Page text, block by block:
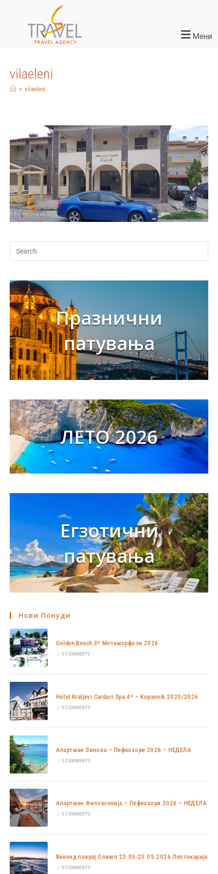
Мени
vilaeleni
> vilaeleni
Празнични
патувања
ЛЕТО 2026
Егзотични
патувања
Нови Понуди
Golden Beach 3* Метаморфози 2026
/ 0 COMMENTS
Hotel Kraljevi Cardaci Spa 4* – Kopaonik 2025/2026
/ 0 COMMENTS
Апартман Зинова – Пефкохори 2026 – НЕДЕЛА
/ 0 COMMENTS
Апартман Филоксенија – Пефкохори 2026 – НЕДЕЛА
/ 0 COMMENTS
Викенд покрај Олимп 23.05-25.05.2026 Лептокарија
/ 0 COMMENTS